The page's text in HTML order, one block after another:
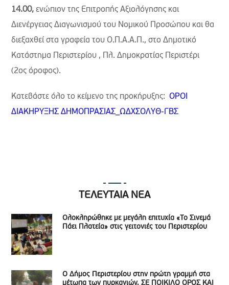
14.00, ενώπιον της Επιτροπής Αξιολόγησης και
Διενέργειας Διαγωνισμού του Νομικού Προσώπου και θα
διεξαχθεί στα γραφεία του Ο.Π.Α.Α.Π., στο Δημοτικό
Κατάστημα Περιστερίου , Πλ. Δημοκρατίας Περιστέρι
(2ος όροφος).
Κατεβάστε όλο το κείμενο της προκήρυξης:ΟΡΟΙ
ΔΙΑΚΗΡΥΞΗΣ ΔΗΜΟΠΡΑΣΙΑΣ_ΩΔΧΣΟΛΥΘ-ΓΒΣ
ΤΕΛΕΥΤΑΙΑ ΝΕΑ
Ολοκληρώθηκε με μεγάλη επιτυχία «Το Σινεμά
Πάει Πλατεία» στις γειτονιές του Περιστερίου
Ο Δήμος Περιστερίου στην πρώτη γραμμή στα
μέτωπα των πυρκαγιών. ΣΕ ΠΟΙΚΙΛΟ ΟΡΟΣ ΚΑΙ